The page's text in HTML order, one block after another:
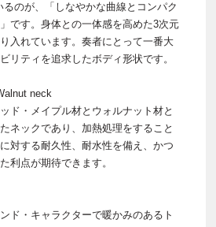
のが、「しなやかな曲線とコンパク
です。身体との一体感を高めた3次元
入れています。奏者にとって一番大
リティを追求したボディ形状です。
neck
ド・メイプル材とウォルナット材と
ネックであり、加熱処理をすること
対する耐久性、耐水性を備え、かつ
利点が期待できます。
ド・キャラクターで暖かみのあるト